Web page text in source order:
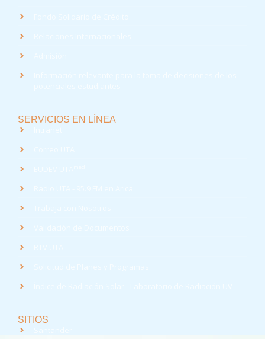
SERVICIOS EN LÍNEA
SITIOS